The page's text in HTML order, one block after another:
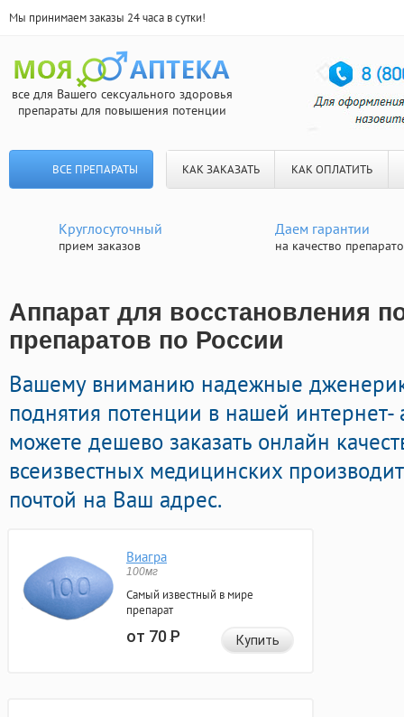
Мы принимаем заказы 24 часа в сутки!
все для Вашего сексуального здоровья
препараты для повышения потенции
ВСЕ ПРЕПАРАТЫ КАК ЗАКАЗАТЬ КАК ОПЛАТИТЬ
Круглосуточный
прием заказов
Даем гарантии
на качество
Аппарат для восстановления
препаратов по России
Вашему вниманию надежные
поднятия потенции в нашей интернет-
можете дешево заказать онлайн
всеизвестных медицинских
почтой на Ваш адрес.
Виагра
100мг
Самый известный в мире
препарат
от 70Р Купить